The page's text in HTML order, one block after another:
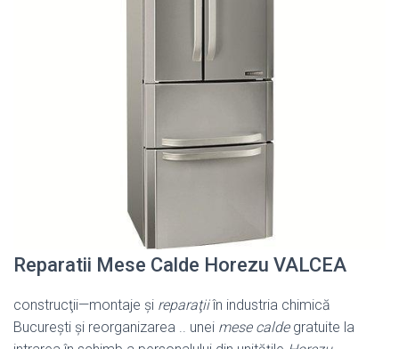
Reparatii Mese Calde Horezu VALCEA
construcţii—montaje şi reparaţiiîn industria chimică
Bucureşti şi reorganizarea .. unei mese caldegratuite la